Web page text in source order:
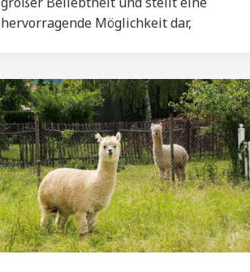
hervorragende Möglichkeit dar,